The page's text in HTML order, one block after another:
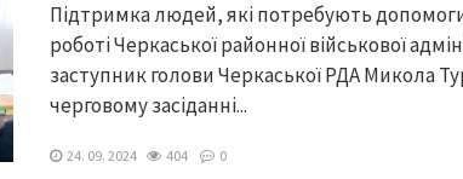
Підтримка людей, які потребують
роботі Черкаської районної військової
заступник голови Черкаської РДА Микола
черговому засіданні...
24. 09. 2024 404 0